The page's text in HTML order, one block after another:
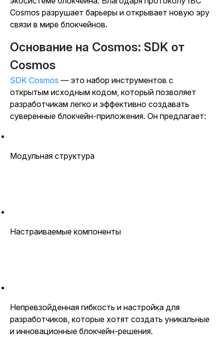
Cosmos разрушает барьеры и открывает новую эру
связи в мире блокчейнов.
Основание на Cosmos: SDK от
Cosmos
SDK Cosmos — это набор инструментов с
открытым исходным кодом, который позволяет
разработчикам легко и эффективно создавать
суверенные блокчейн-приложения. Он предлагает:
Модульная структура
Настраиваемые компоненты
Непревзойденная гибкость и настройка для
разработчиков, которые хотят создать уникальные
и инновационные блокчейн-решения.